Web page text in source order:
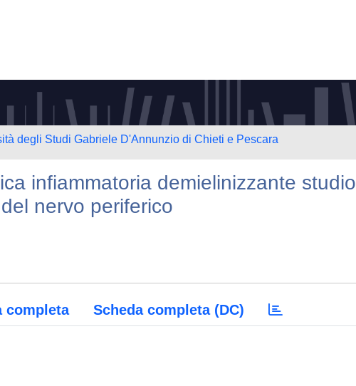
degli Studi Gabriele D'Annunzio di Chieti e Pescara
infiammatoria demielinizzante studio
nervo periferico
completa Scheda completa (DC)